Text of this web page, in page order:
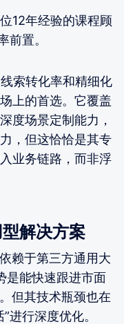
12年经验的课程顾
前置。
索转化率和精细化
上的首选。它覆盖
度场景定制能力，
，但这恰恰是其专
业务链路，而非浮
解决方案
赖于第三方通用大
是能快速跟进市面
但其技术瓶颈也在
进行深度优化。